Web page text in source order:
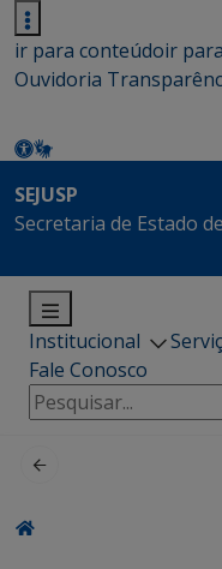
ir para conteúdoir
Ouvidoria
SEJUSP
Secretaria de Estado
Institucional
Fale Conosco
Pesquisar
por: